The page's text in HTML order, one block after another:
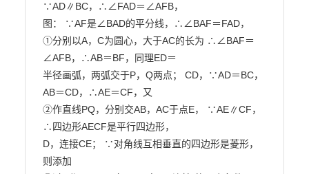
∵AD∥BC，∴∠FAD＝∠AFB，
图： ∵AF是∠BAD的平分线，∴∠BAF＝FAD，
①分别以A，C为圆心，大于AC的长为 ∴∠BAF＝
∠AFB，∴AB＝BF，同理ED＝
半径画弧，两弧交于P，Q两点； CD，∵AD＝BC，
AB＝CD，∴AE＝CF，又
②作直线PQ，分别交AB，AC于点E， ∵AE∥CF，
∴四边形AECF是平行四边形，
D，连接CE； ∵对角线互相垂直的四边形是菱形，
则添加